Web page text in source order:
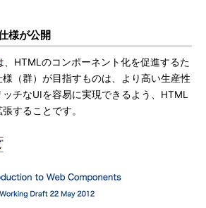
様が公開
、HTMLのコンポーネント化を促進するた
（群）が目指すものは、より高い生産性
チなUIを容易に実現できるよう、HTML
することです。